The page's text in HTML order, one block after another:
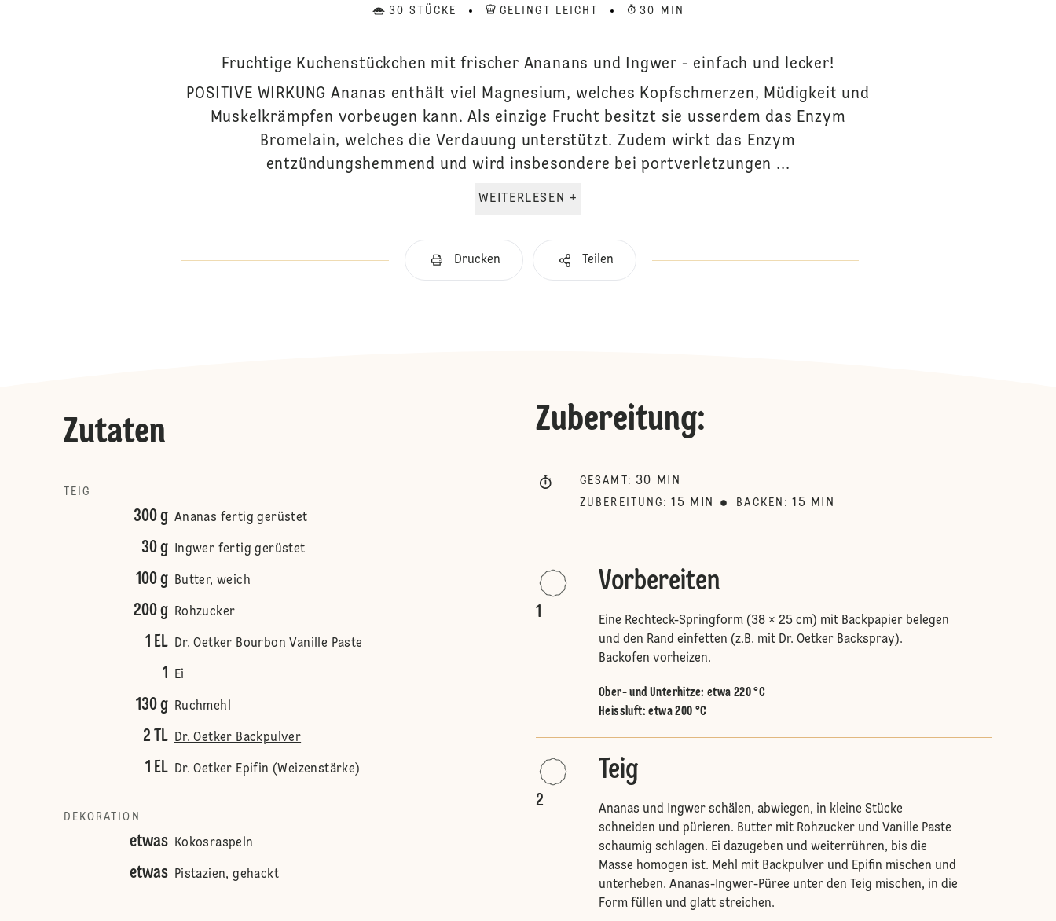
30 STÜCKE GELINGT LEICHT 30 MIN
Fruchtige Kuchenstückchen mit frischer Ananans und Ingwer - einfach und lecker!
POSITIVE WIRKUNG Ananas enthält viel Magnesium, welches Kopfschmerzen, Müdigkeit und
Muskelkrämpfen vorbeugen kann. Als einzige Frucht besitzt sie usserdem das Enzym
Bromelain, welches die Verdauung unterstützt. Zudem wirkt das Enzym
entzündungshemmend und wird insbesondere bei portverletzungen ...
WEITERLESEN +
Drucken Teilen
Zutaten
TEIG
300 g Ananas fertig gerüstet
30 g Ingwer fertig gerüstet
100 g Butter, weich
200 g Rohzucker
1 EL Dr. Oetker Bourbon Vanille Paste
1 Ei
130 g Ruchmehl
2 TL Dr. Oetker Backpulver
1 EL Dr. Oetker Epifin (Weizenstärke)
DEKORATION
etwas Kokosraspeln
etwas Pistazien, gehackt
Zubereitung:
GESAMT : 30 MIN
ZUBEREITUNG : 15 MIN BACKEN : 15 MIN
1
Vorbereiten
Eine Rechteck-Springform (38 × 25 cm) mit Backpapier belegen
und den Rand einfetten (z.B. mit Dr. Oetker Backspray).
Backofen vorheizen.
Ober- und Unterhitze: etwa 220 °C
Heissluft: etwa 200 °C
2
Teig
Ananas und Ingwer schälen, abwiegen, in kleine Stücke
schneiden und pürieren. Butter mit Rohzucker und Vanille Paste
schaumig schlagen. Ei dazugeben und weiterrühren, bis die
Masse homogen ist. Mehl mit Backpulver und Epifin mischen und
unterheben. Ananas-Ingwer-Püree unter den Teig mischen, in die
Form füllen und glatt streichen.